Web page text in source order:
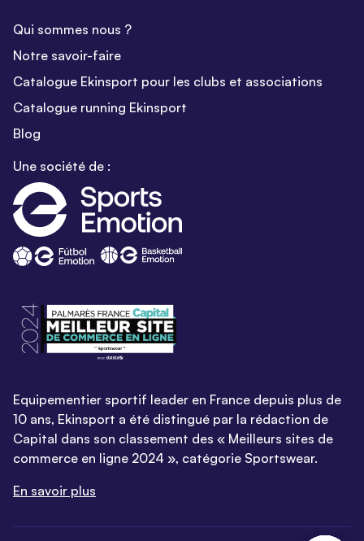
Qui sommes nous ?
Notre savoir-faire
Catalogue Ekinsport pour les clubs et associations
Catalogue running Ekinsport
Blog
Une société de :
Equipementier sportif leader en France depuis plus de
10 ans, Ekinsport a été distingué par la rédaction de
Capital dans son classement des « Meilleurs sites de
commerce en ligne 2024 », catégorie Sportswear.
En savoir plus